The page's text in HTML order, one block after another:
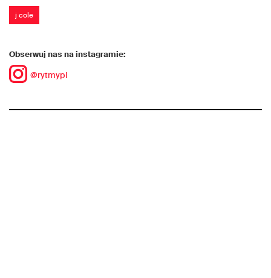
j cole
Obserwuj nas na instagramie:
@rytmypl